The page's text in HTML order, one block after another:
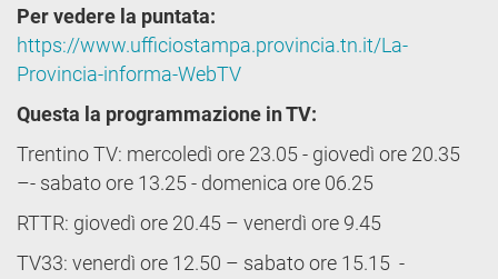
Per vedere la puntata:
https://www.ufficiostampa.provincia.tn.it/La-
Provincia-informa-WebTV
Questa la programmazione in TV:
Trentino TV: mercoledì ore 23.05 - giovedì ore 20.35
–- sabato ore 13.25 - domenica ore 06.25
RTTR: giovedì ore 20.45 – venerdì ore 9.45
TV33: venerdì ore 12.50 – sabato ore 15.15 -